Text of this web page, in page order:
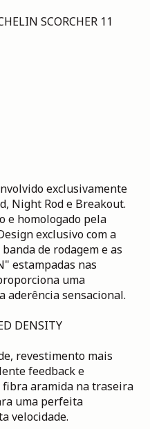
SCORCHER 11
exclusivamente
Night Rod e Breakout.
e homologado pela
exclusivo com a
de rodagem e as
estampadas nas
uma
aderência sensacional.
DENSITY
revestimento mais
feedback e
fibra aramida na traseira
uma perfeita
velocidade.